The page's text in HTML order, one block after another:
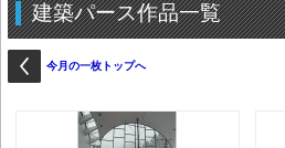
建築パース作品一覧
今月の一枚トップへ